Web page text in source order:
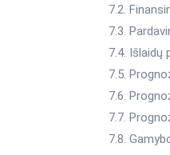
7.2.
7.3.
7.4. Išlaidų
7.5.
7.6.
7.7.
7.8.